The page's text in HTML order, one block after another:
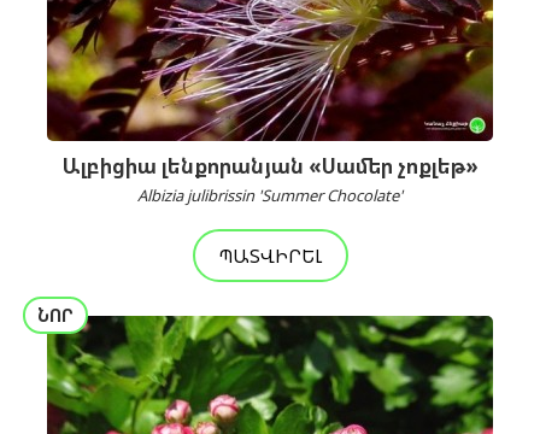
Ալբիցիա լենքորանյան «Սամեր չոքլեթ»
Albizia julibrissin 'Summer Chocolate'
ՊԱՏՎԻՐԵԼ
ՆՈՐ